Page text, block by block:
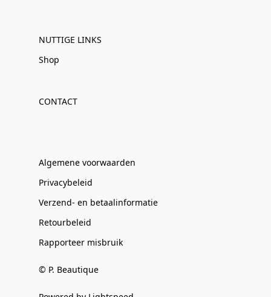
NUTTIGE LINKS
Shop
CONTACT
Algemene voorwaarden
Privacybeleid
Verzend- en betaalinformatie
Retourbeleid
Rapporteer misbruik
© P. Beautique